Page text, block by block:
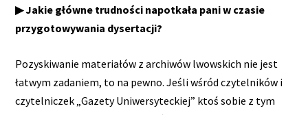
▶ Jakie główne trudności napotkała pani w czasie
przygotowywania dysertacji?
Pozyskiwanie materiałów z archiwów lwowskich nie jest
łatwym zadaniem, to na pewno. Jeśli wśród czytelników i
czytelniczek „Gazety Uniwersyteckiej” ktoś sobie z tym